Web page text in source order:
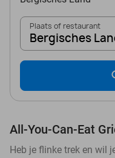
Plaats of restaurant
Bergisches
All-You-Can-Eat
Heb je flinke trek en wil